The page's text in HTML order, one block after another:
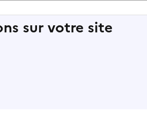
sur votre site